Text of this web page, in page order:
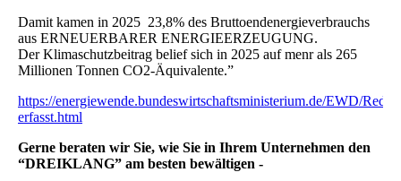
Damit kamen in 2025 23,8% des Bruttoendenergieverbrauchs
aus ERNEUERBARER ENERGIEERZEUGUNG.
Der Klimaschutzbeitrag belief sich in 2025 auf menr als 265
Millionen Tonnen CO2-Äquivalente.”
https://energiewende.bundeswirtschaftsministerium.de/EWD/
erfasst.html
Gerne beraten wir Sie, wie Sie in Ihrem Unternehmen den
“DREIKLANG” am besten bewältigen -